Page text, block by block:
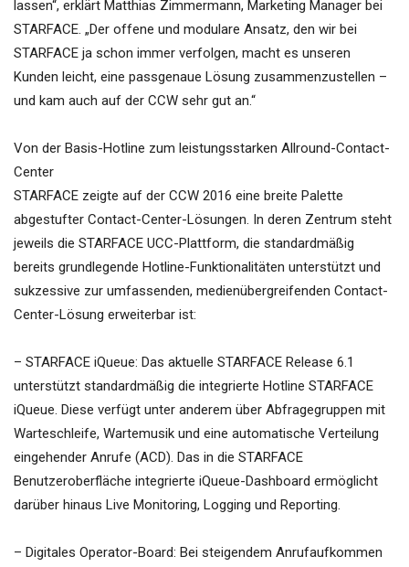
lassen“, erklärt Matthias Zimmermann, Marketing Manager bei
STARFACE. „Der offene und modulare Ansatz, den wir bei
STARFACE ja schon immer verfolgen, macht es unseren
Kunden leicht, eine passgenaue Lösung zusammenzustellen –
und kam auch auf der CCW sehr gut an.“
Von der Basis-Hotline zum leistungsstarken Allround-Contact-
Center
STARFACE zeigte auf der CCW 2016 eine breite Palette
abgestufter Contact-Center-Lösungen. In deren Zentrum steht
jeweils die STARFACE UCC-Plattform, die standardmäßig
bereits grundlegende Hotline-Funktionalitäten unterstützt und
sukzessive zur umfassenden, medienübergreifenden Contact-
Center-Lösung erweiterbar ist:
– STARFACE iQueue: Das aktuelle STARFACE Release 6.1
unterstützt standardmäßig die integrierte Hotline STARFACE
iQueue. Diese verfügt unter anderem über Abfragegruppen mit
Warteschleife, Wartemusik und eine automatische Verteilung
eingehender Anrufe (ACD). Das in die STARFACE
Benutzeroberfläche integrierte iQueue-Dashboard ermöglicht
darüber hinaus Live Monitoring, Logging und Reporting.
– Digitales Operator-Board: Bei steigendem Anrufaufkommen